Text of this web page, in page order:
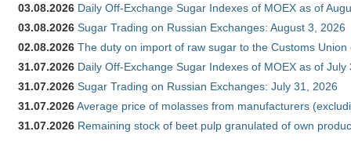
03.08.2026 Daily Off-Exchange Sugar Indexes of MOEX as of
03.08.2026 Sugar Trading on Russian Exchanges: August 3, 2026
02.08.2026 The duty on import of raw sugar to the Customs
31.07.2026 Daily Off-Exchange Sugar Indexes of MOEX as of July
31.07.2026 Sugar Trading on Russian Exchanges: July 31, 2026
31.07.2026Average price of molasses from manufacturers
31.07.2026 Remaining stock of beet pulp granulated of own